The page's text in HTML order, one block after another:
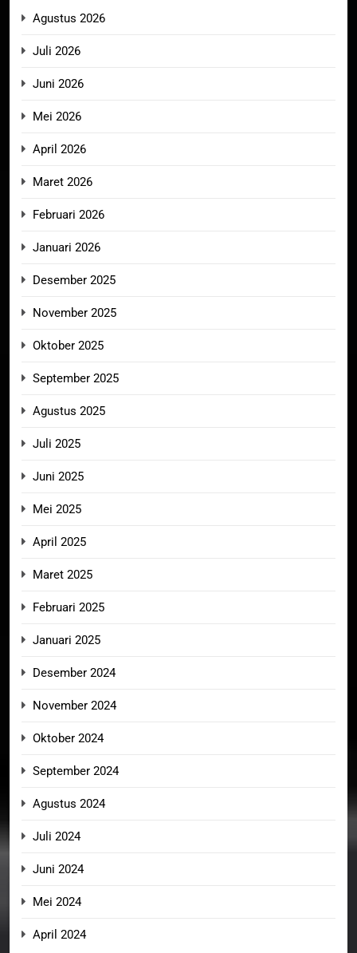
Agustus 2026
Juli 2026
Juni 2026
Mei 2026
April 2026
Maret 2026
Februari 2026
Januari 2026
Desember 2025
November 2025
Oktober 2025
September 2025
Agustus 2025
Juli 2025
Juni 2025
Mei 2025
April 2025
Maret 2025
Februari 2025
Januari 2025
Desember 2024
November 2024
Oktober 2024
September 2024
Agustus 2024
Juli 2024
Juni 2024
Mei 2024
April 2024